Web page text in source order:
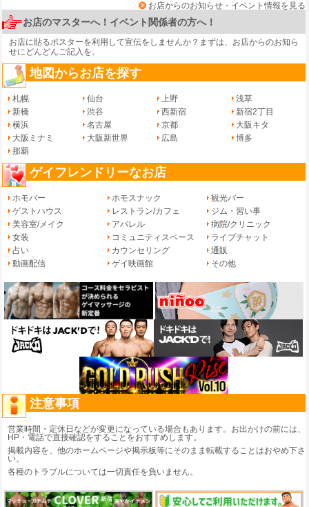
お店からのお知らせ・イベント情報を見る
お店のマスターへ！イベント関係者の方へ！
お店に貼るポスターを利用して宣伝をしませんか？まずは、 お店からのお知ら
せにどんどんご記入を。
地図からお店を探す
札幌 仙台 上野
浅草
新橋
渋谷 西新宿
新宿2丁目
横浜
名古屋 京都
大阪キタ
大阪ミナミ
大阪新世界 広島
博多
那覇
ゲイフレンドリーなお店
ホモバー ホモスナック
観光バー
ゲストハウス
レストラン/カフェ
ジム・習い事
美容室/メイク
アパレル
病院/クリニック
女装
コミュニティスペース
ライブチャット
占い
カウンセリング
通販
動画配信
ゲイ映画館 その他
注意事項
営業時間・定休日などが変更になっている場合もあります。お出かけの前には、
HP・電話で直接確認をすることをおすすめします。
掲載内容を、他のホームページや掲示板等にそのまま転載することはおやめ下さ
い。
各種のトラブルについては一切責任を負いません。